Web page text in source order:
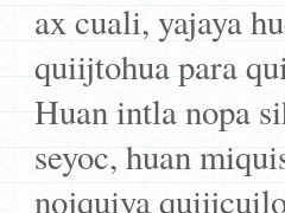
ax cuali, yajaya
quiijtohua para
Huan intla nopa
seyoc, huan
nojquiya